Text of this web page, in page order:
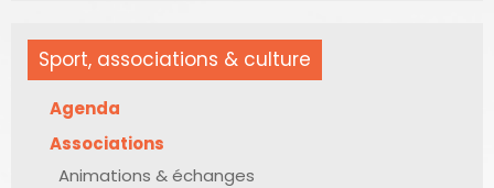
Sport, associations & culture
Agenda
Associations
Animations & échanges